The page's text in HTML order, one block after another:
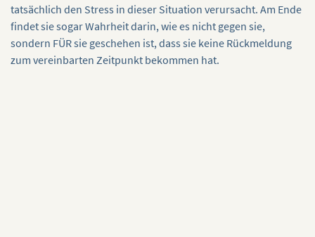
tatsächlich den Stress in dieser Situation verursacht. Am Ende
findet sie sogar Wahrheit darin, wie es nicht gegen sie,
sondern FÜR sie geschehen ist, dass sie keine Rückmeldung
zum vereinbarten Zeitpunkt bekommen hat.